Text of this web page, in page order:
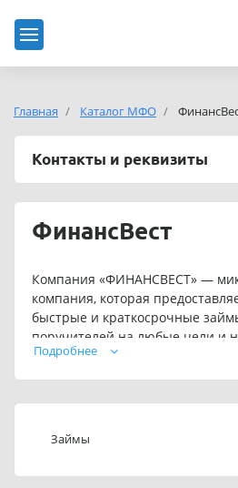
Главная Каталог МФО
Контакты и реквизиты
ФинансВест
Компания «ФИНАНСВЕСТ» —
компания, которая
быстрые и краткосрочные
поручителей на любые цели и
«Микрокредитная компания
предлагает займы на сумму от
Подробнее
Займы